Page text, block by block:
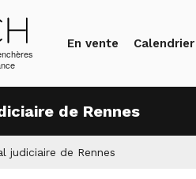
En vente Calendrier
de Rennes
judiciaire de Rennes